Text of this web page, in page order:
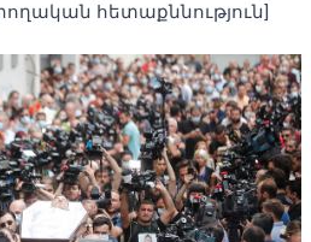
հետաքննություն]